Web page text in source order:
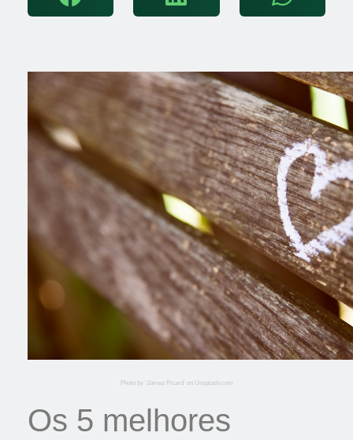
Photo by ‘Jamez Picard’ on Unsplash.com
Os 5 melhores